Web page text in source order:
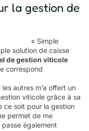
la gestion de
« Simple
solution de caisse
de gestion viticole
correspond
autres m’a offert un
viticole grâce à sa
ce soit pour la gestion
permet de me
également